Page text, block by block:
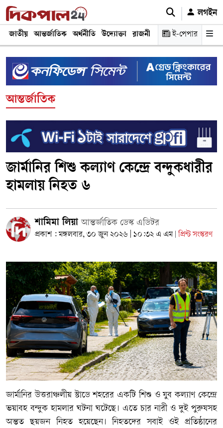
লগইন
জাতীয় আন্তর্জাতিক অর্থনীতি উদ্যোক্তা রাজনীতি শিক্ষা স্বাস্থ্য ও
ই-পেপার
আন্তর্জাতিক
জার্মানির শিশু কল্যাণ কেন্দ্রে বন্দুকধারীর
হামলায় নিহত ৬
শামিমা লিয়াআন্তর্জাতিক ডেস্ক এডিটর
প্রকাশ : মঙ্গলবার, ৩০ জুন ২০২৬ | ১০:৩২ এ এম প্রিন্ট সংস্করণ
জার্মানির উত্তরাঞ্চলীয় স্টাডে শহরের একটি শিশু ও যুব কল্যাণ কেন্দ্রে
ভয়াবহ বন্দুক হামলার ঘটনা ঘটেছে। এতে চার নারী ও দুই পুরুষসহ
অন্তত ছয়জন নিহত হয়েছেন। নিহতদের সবাই ওই প্রতিষ্ঠানের